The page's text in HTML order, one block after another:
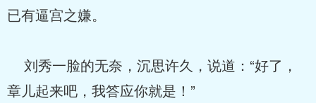
已有逼宫之嫌。
刘秀一脸的无奈，沉思许久，说道：“好了，
章儿起来吧，我答应你就是！”